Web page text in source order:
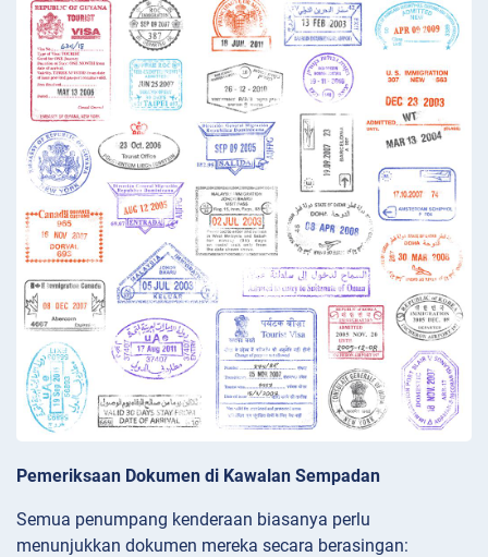
Pemeriksaan Dokumen di Kawalan Sempadan
Semua penumpang kenderaan biasanya perlu
menunjukkan dokumen mereka secara berasingan: